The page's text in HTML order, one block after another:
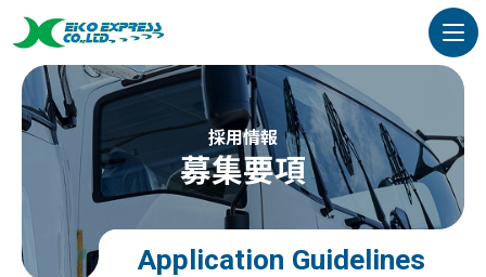
募集要項
採用情報
Application Guidelines